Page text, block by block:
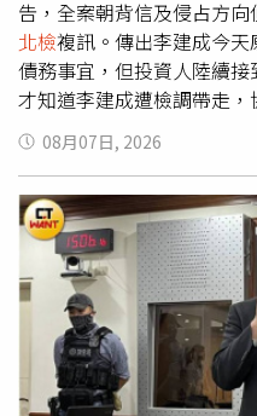
經許可持有具殺傷力子彈」
案部分，檢察官指出他和
有機會合法持有子彈，相
東非法持有子彈仍幫忙藏
代表一定犯法，因此不起訴。
告，全案朝背信及侵占方
北檢複訊。傳出李建成今
債務事宜，但投資人陸續
才知道李建成遭檢調帶走
李建成在調查官押解下現身
有侵占、背信嗎？你有沒
多精品包對不對？有沒有
脫產嗎？有變賣精品嗎？
以對，並未回應外界這陣
基屋管、趙姬投資、寄居
付危機，投資人受害金額
救會。李建成分批接觸投
抵債，股票每股以70元計
債債權將視為清償；李建
08月07日, 2026